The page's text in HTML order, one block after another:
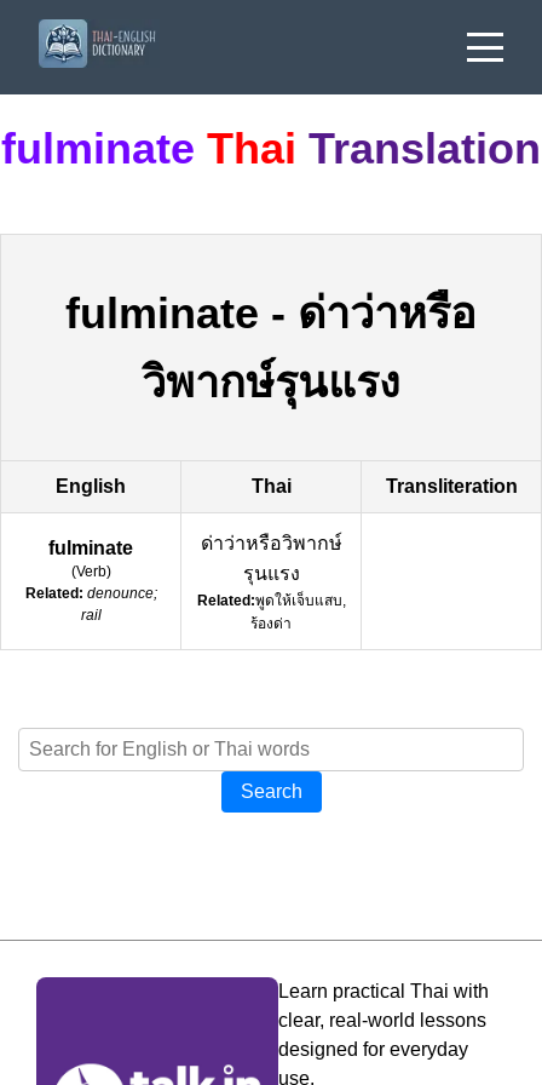
fulminate Thai Translation
fulminate - ด่าว่าหรือ
วิพากษ์รุนแรง
English Thai Transliteration
fulminate
(Verb)
Related: denounce;
rail
ด่าว่าหรือวิพากษ์
รุนแรง
Related:พูดให้เจ็บแสบ,
ร้องด่า
Search
Learn practical Thai with
clear, real-world lessons
designed for everyday
use.